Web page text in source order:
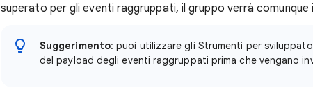
superato per gli eventi raggruppati, il gruppo verrà
Suggerimento: puoi utilizzare gli Strumenti per
del payload degli eventi raggruppati prima che vengano